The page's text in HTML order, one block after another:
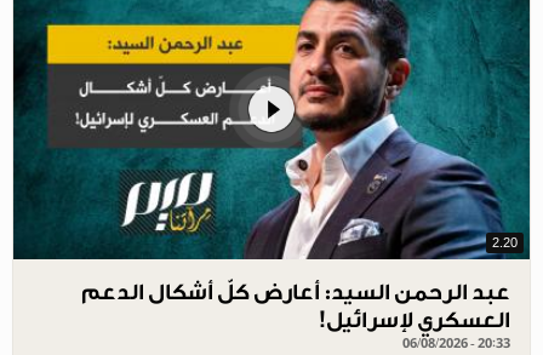
2.20
عبد الرحمن السيد: أعارض كلّ أشكال الدعم
العسكري لإسرائيل!
06/08/2026 - 20:33